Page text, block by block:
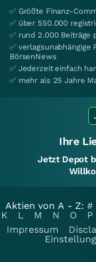
✅ Größte Finanz-
✅ über 550.000
✅ rund 2.000 Beiträge
✅ verlagsunabhängige
BörsenNews
✅ Jederzeit einfach
✅ mehr als 25 Jahre
Ihre
Jetzt Depot
Aktien von A - Z: #
K
L M N O P
Impressum